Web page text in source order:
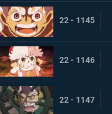
22 - 1145
22 - 1146
22 - 1147